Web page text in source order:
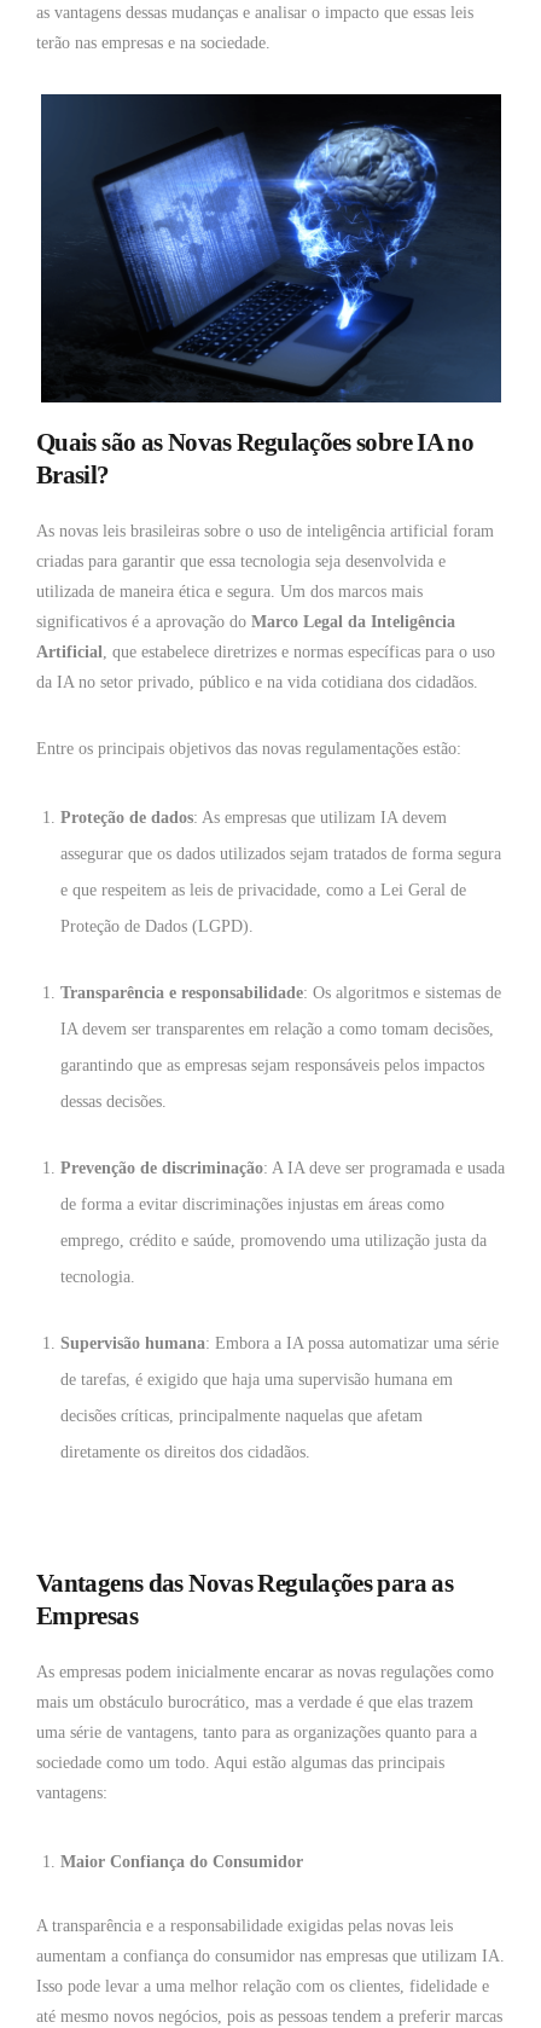
as vantagens dessas mudanças e analisar o impacto que essas leis
terão nas empresas e na sociedade.
Quais são as Novas Regulações sobre IA no
Brasil?
As novas leis brasileiras sobre o uso de inteligência artificial foram
criadas para garantir que essa tecnologia seja desenvolvida e
utilizada de maneira ética e segura. Um dos marcos mais
significativos é a aprovação do Marco Legal da Inteligência
Artificial , que estabelece diretrizes e normas específicas para o uso
da IA no setor privado, público e na vida cotidiana dos cidadãos.
Entre os principais objetivos das novas regulamentações estão:
Proteção de dados: As empresas que utilizam IA devem
assegurar que os dados utilizados sejam tratados de forma segura
e que respeitem as leis de privacidade, como a Lei Geral de
Proteção de Dados (LGPD).
Transparência e responsabilidade: Os algoritmos e sistemas de
IA devem ser transparentes em relação a como tomam decisões,
garantindo que as empresas sejam responsáveis pelos impactos
dessas decisões.
Prevenção de discriminação: A IA deve ser programada e usada
de forma a evitar discriminações injustas em áreas como
emprego, crédito e saúde, promovendo uma utilização justa da
tecnologia.
Supervisão humana: Embora a IA possa automatizar uma série
de tarefas, é exigido que haja uma supervisão humana em
decisões críticas, principalmente naquelas que afetam
diretamente os direitos dos cidadãos.
Vantagens das Novas Regulações para as
Empresas
As empresas podem inicialmente encarar as novas regulações como
mais um obstáculo burocrático, mas a verdade é que elas trazem
uma série de vantagens, tanto para as organizações quanto para a
sociedade como um todo. Aqui estão algumas das principais
vantagens:
Maior Confiança do Consumidor
A transparência e a responsabilidade exigidas pelas novas leis
aumentam a confiança do consumidor nas empresas que utilizam IA.
Isso pode levar a uma melhor relação com os clientes, fidelidade e
até mesmo novos negócios, pois as pessoas tendem a preferir marcas